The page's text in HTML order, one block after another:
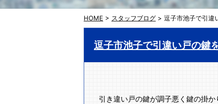
HOME > スタッフブログ > 逗子市池子で引違
逗子市池子で引違い戸の鍵
引き違い戸の鍵が調子悪く鍵の掛